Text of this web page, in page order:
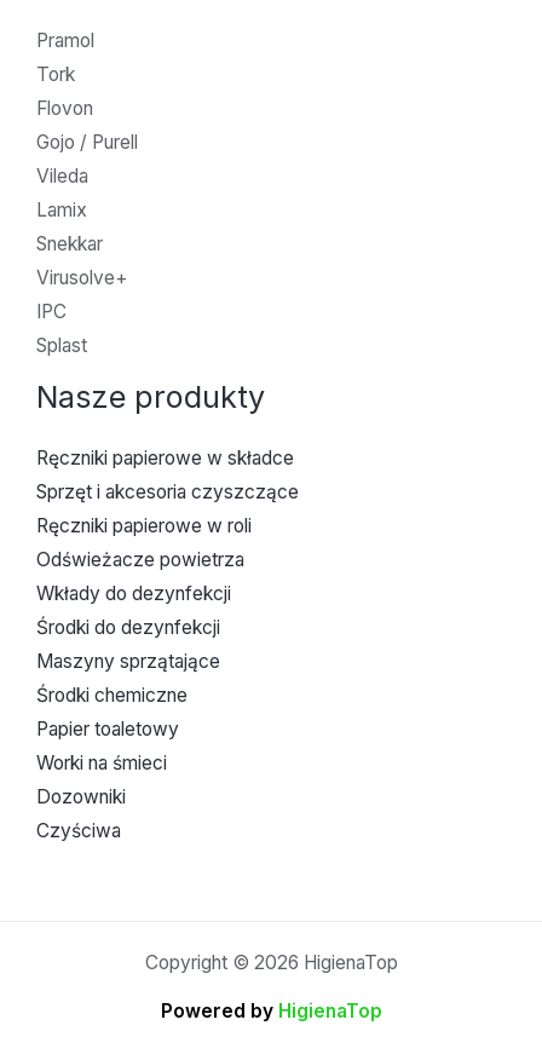
Pramol
Tork
Flovon
Gojo / Purell
Vileda
Lamix
Snekkar
Virusolve+
IPC
Splast
Nasze produkty
Ręczniki papierowe w składce
Sprzęt i akcesoria czyszczące
Ręczniki papierowe w roli
Odświeżacze powietrza
Wkłady do dezynfekcji
Środki do dezynfekcji
Maszyny sprzątające
Środki chemiczne
Papier toaletowy
Worki na śmieci
Dozowniki
Czyściwa
Copyright © 2026 HigienaTop
Powered byHigienaTop